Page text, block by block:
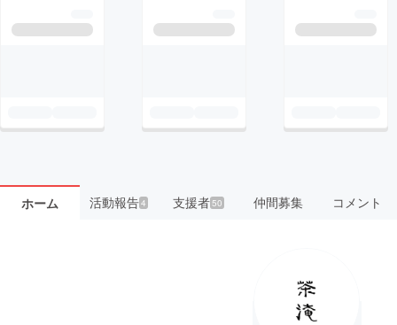
ホーム 活動報告4 支援者50 仲間募集 コメント